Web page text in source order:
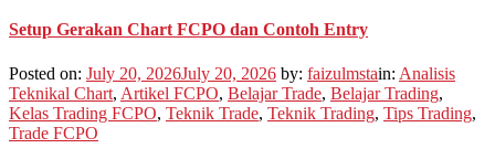
Setup Gerakan Chart FCPO dan Contoh Entry
Posted on: July 20, 2026July 20, 2026 by: faizulmstain: Analisis
Teknikal Chart, Artikel FCPO, Belajar Trade, Belajar Trading,
Kelas Trading FCPO, Teknik Trade, Teknik Trading, Tips Trading,
Trade FCPO